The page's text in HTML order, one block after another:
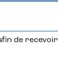
de